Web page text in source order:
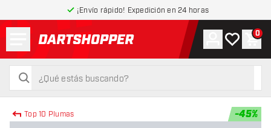
¡Envío rápido! Expedición en 24 horas
volver a la página de inicio
buscar
buscar
Cuenta
Mi lista de
0
Top 10 Plumas -45%